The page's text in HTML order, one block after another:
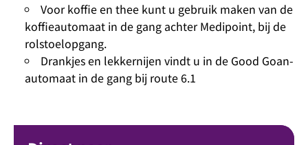
Voor koffie en thee kunt u gebruik maken van de
koffieautomaat in de gang achter Medipoint, bij de
rolstoelopgang.
Drankjes en lekkernijen vindt u in de Good Goan-
automaat in de gang bij route 6.1